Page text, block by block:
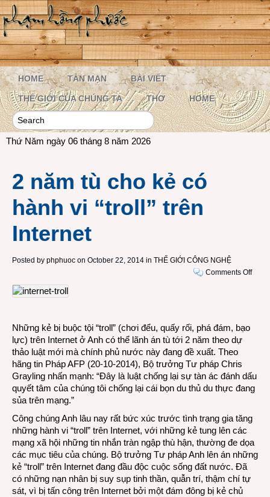
HOME TẢN MẠN BÀI VIẾT
THẾ GIỚI CỦA CHÚNG TA THƠ HOME
Thứ Năm ngày 06 tháng 8 năm 2026
2 năm tù cho kẻ có
hành vi “troll” trên
Internet
Posted by phphuoc on October 22, 2014 in THẾ GIỚI CÔNG NGHỆ
Comments Offon
“troll”
trên
Những kẻ bị buộc tội “troll” (chơi đểu, quấy rối, phá đám, bạo
lực) trên Internet ở Anh có thể lãnh án tù tới 2 năm theo dự
thảo luật mới mà chính phủ nước này đang đề xuất. Theo
hãng tin Pháp AFP (20-10-2014), Bộ trưởng Tư pháp Chris
Grayling nhấn mạnh: “Đây là luật chống lại sự tàn ác đánh dấu
quyết tâm của chúng tôi chống lại cái bọn du thủ du thực đang
sủa trên mạng.”
Công chúng Anh lâu nay rất bức xúc trước tình trạng gia tăng
những hành vi “troll” trên Internet, với những kẻ tung lên các
mạng xã hội những tin nhắn tràn ngập thù hận, thường đe dọa
các mục tiêu của chúng. Bộ trưởng Tư pháp Anh lên án những
kẻ “troll” trên Internet đang đầu độc cuộc sống đất nước. Đã
có những nạn nhân bị suy sụp tinh thần, quẫn trí, thậm chí tự
sát, vì bị tấn công trên Internet bởi một đám đông bị kẻ chủ